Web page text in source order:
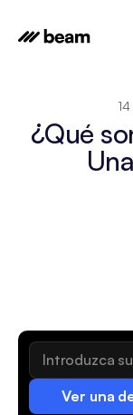
¿Qué
Ver una